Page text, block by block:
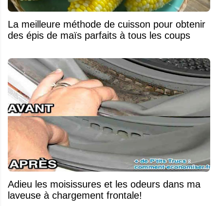
La meilleure méthode de cuisson pour obtenir
des épis de maïs parfaits à tous les coups
Adieu les moisissures et les odeurs dans ma
laveuse à chargement frontale!